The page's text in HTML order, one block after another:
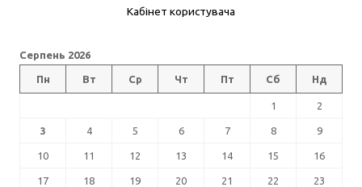
Кабінет користувача
Серпень 2026
Пн Вт Ср Чт Пт Сб Нд
1 2
3 4 5 6 7 8 9
10 11 12 13 14 15 16
17 18 19 20 21 22 23